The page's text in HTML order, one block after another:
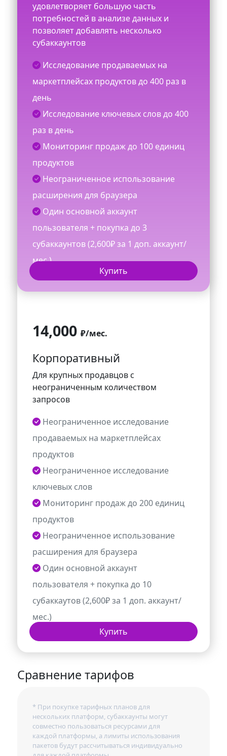
удовлетворяет большую часть
потребностей в анализе данных и
позволяет добавлять несколько
субаккаунтов
Исследование продаваемых на
маркетплейсах продуктов до 400 раз в
день
Исследование ключевых слов до 400
раз в день
Мониторинг продаж до 100 единиц
продуктов
Неограниченное использование
расширения для браузера
Один основной аккаунт
пользователя + покупка до 3
субаккаунтов (2,600₽ за 1 доп. аккаунт/
мес.)
Купить
14,000₽/мес.
Корпоративный
Для крупных продавцов с
неограниченным количеством
запросов
Неограниченное исследование
продаваемых на маркетплейсах
продуктов
Неограниченное исследование
ключевых слов
Мониторинг продаж до 200 единиц
продуктов
Неограниченное использование
расширения для браузера
Один основной аккаунт
пользователя + покупка до 10
субаккаутов (2,600₽ за 1 доп. аккаунт/
мес.)
Купить
Сравнение тарифов
* При покупке тарифных планов для
нескольких платформ, субаккаунты могут
совместно пользоваться ресурсами для
каждой платформы, а лимиты использования
пакетов будут рассчитываться индивидуально